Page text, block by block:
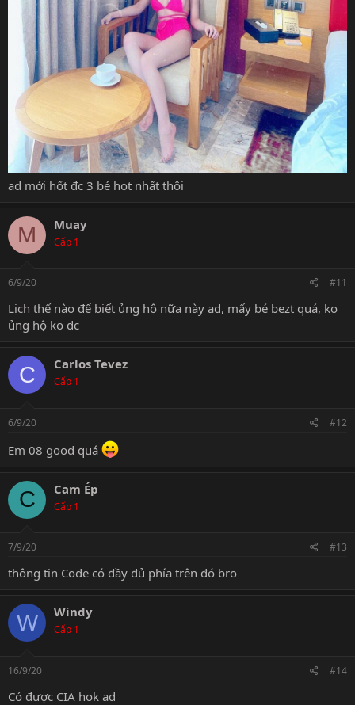
ad mới hốt đc 3 bé hot nhất thôi
M Muay
Cấp 1
6/9/20 #11
Lịch thế nào để biết ủng hộ nữa này ad, mấy bé bezt quá, ko
ủng hộ ko dc
C Carlos Tevez
Cấp 1
6/9/20 #12
Em 08 good quá
C Cam Ép
Cấp 1
7/9/20 #13
thông tin Code có đầy đủ phía trên đó bro
W Windy
Cấp 1
16/9/20 #14
Có được CIA hok ad